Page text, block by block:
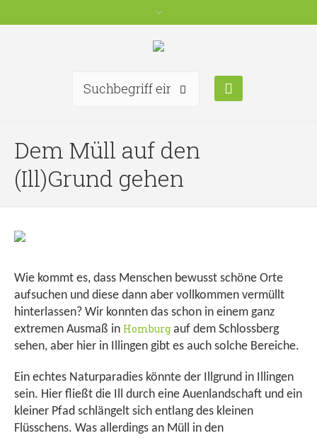
Dem Müll auf den
(Ill)Grund gehen
Wie kommt es, dass Menschen bewusst schöne Orte
aufsuchen und diese dann aber vollkommen vermüllt
hinterlassen? Wir konnten das schon in einem ganz
extremen Ausmaß in Homburg auf dem Schlossberg
sehen, aber hier in Illingen gibt es auch solche Bereiche.
Ein echtes Naturparadies könnte der Illgrund in Illingen
sein. Hier fließt die Ill durch eine Auenlandschaft und ein
kleiner Pfad schlängelt sich entlang des kleinen
Flüsschens. Was allerdings an Müll in den